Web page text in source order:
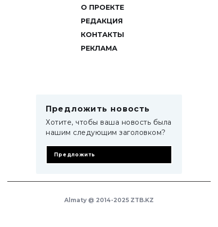
О ПРОЕКТЕ
РЕДАКЦИЯ
КОНТАКТЫ
РЕКЛАМА
Предложить новость
Хотите, чтобы ваша новость была
нашим следующим заголовком?
Предложить
Almaty @ 2014-2025 ZTB.KZ